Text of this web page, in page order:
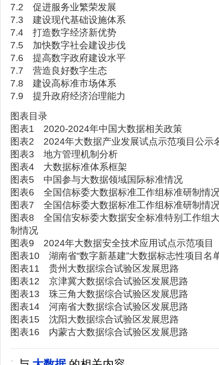
7.2 促进服务业繁荣发展
7.3 建设现代基础设施体系
7.4 打造数字经济新优势
7.5 加快数字社会建设步伐
7.6 提高数字政府建设水平
7.7 营造良好数字生态
7.8 建设高标准市场体系
7.9 提升政府经济治理能力
图表目录
图表1 2020-2024年中国大数据相关政策
图表2 2024年大数据产业发展试点示范项目公示
图表3 地方管理机制分析
图表4 大数据标准体系框架
图表5 中国参与大数据领域国际标准情况
图表6 全国信标委大数据标准工作组标准研制情
图表7 全国信标委大数据标准工作组标准研制情
图表8 全国信安标委大数据安全标准特别工作组
制情况
图表9 2024年大数据安全技术应用试点示范项目
图表10 湖南省“数字新基建”大数据标志性项目名
图表11 贵州大数据综合试验区发展思路
图表12 京津冀大数据综合试验区发展思路
图表13 珠三角大数据综合试验区发展思路
图表14 河南省大数据综合试验区发展思路
图表15 沈阳大数据综合试验区发展思路
图表16 内蒙古大数据综合试验区发展思路